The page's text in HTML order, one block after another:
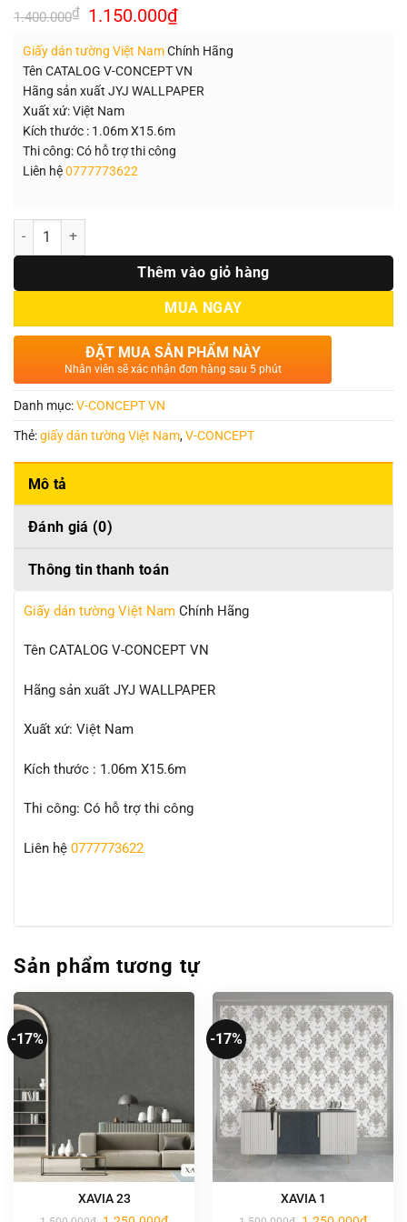
1.400.000₫ Giá
gốc
1.400.000₫.
1.150.000₫Giá
hiện
là:
1.150.000₫.
Giấy dán tường Việt NamChính Hãng
Tên CATALOG V-CONCEPT VN
Hãng sản xuất JYJ WALLPAPER
Xuất xứ: Việt Nam
Kích thước : 1.06m X15.6m
Thi công: Có hỗ trợ thi công
Liên hệ0777773622
Số lượng
Thêm vào giỏ hàng
MUA NGAY
ĐẶT MUA SẢN PHẨM NÀY
Nhân viên sẽ xác nhận đơn hàng sau 5 phút
Danh mục:V-CONCEPT VN
Thẻ:giấy dán tường Việt Nam,V-CONCEPT
Mô tả
Đánh giá (0)
Thông tin thanh toán
Giấy dán tường Việt Nam Chính Hãng
Tên CATALOG V-CONCEPT VN
Hãng sản xuất JYJ WALLPAPER
Xuất xứ: Việt Nam
Kích thước : 1.06m X15.6m
Thi công: Có hỗ trợ thi công
Liên hệ 0777773622
Sản phẩm tương tự
-17%
XAVIA 23
-17%
XAVIA 1